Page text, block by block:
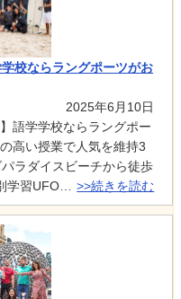
校ならラングポーツがお
2025年6月10日
語学学校ならラングポー
高い授業で人気を維持3
ラダイスビーチから徒歩
学習UFO…
>>続きを読む